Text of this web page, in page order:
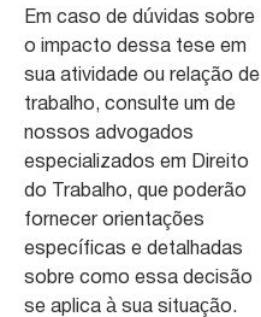
Em caso de dúvidas sobre
o impacto dessa tese em
sua atividade ou relação de
trabalho, consulte um de
nossos advogados
especializados em Direito
do Trabalho, que poderão
fornecer orientações
específicas e detalhadas
sobre como essa decisão
se aplica à sua situação.